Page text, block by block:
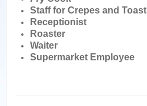
Staff for Crepes and Toast
Receptionist
Roaster
Waiter
Supermarket Employee